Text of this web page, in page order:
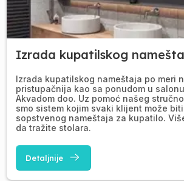
Izrada kupatilskog
Izrada kupatilskog nameštaja po meri
pristupačnija kao sa ponudom u
Akvadom doo. Uz pomoć našeg
smo sistem kojim svaki klijent može
sopstvenog nameštaja za kupatilo.
da tražite stolara.
Detaljnije